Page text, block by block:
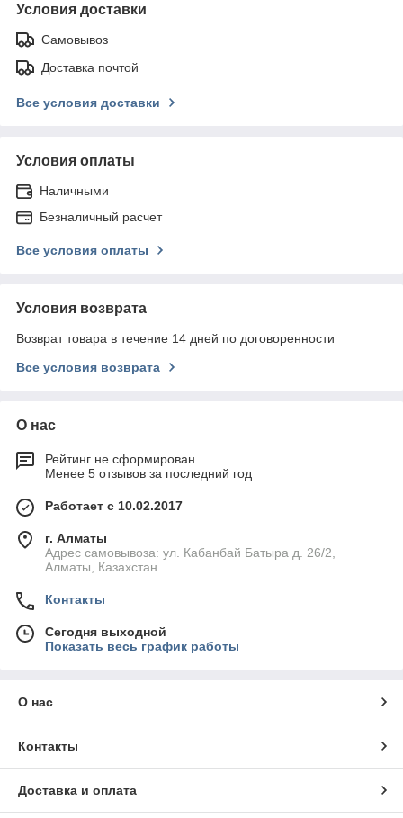
Условия доставки
Самовывоз
Доставка почтой
Все условия доставки
Условия оплаты
Наличными
Безналичный расчет
Все условия оплаты
Условия возврата
Возврат товара в течение 14 дней по договоренности
Все условия возврата
О нас
Рейтинг не сформирован
Менее 5 отзывов за последний год
Работает с 10.02.2017
г. Алматы
Адрес самовывоза: ул. Кабанбай Батыра д. 26/2,
Алматы, Казахстан
Контакты
Сегодня выходной
Показать весь график работы
О нас
Контакты
Доставка и оплата